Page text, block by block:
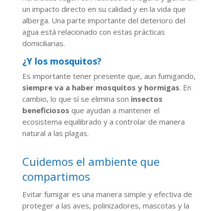
un impacto directo en su calidad y en la vida que
alberga. Una parte importante del deterioro del
agua está relacionado con estas prácticas
domiciliarias.
¿Y los mosquitos?
Es importante tener presente que, aun fumigando,
siempre va a haber mosquitos y hormigas. En
cambio, lo que sí se elimina son insectos
beneficiosos que ayudan a mantener el
ecosistema equilibrado y a controlar de manera
natural a las plagas.
Cuidemos el ambiente que
compartimos
Evitar fumigar es una manera simple y efectiva de
proteger a las aves, polinizadores, mascotas y la